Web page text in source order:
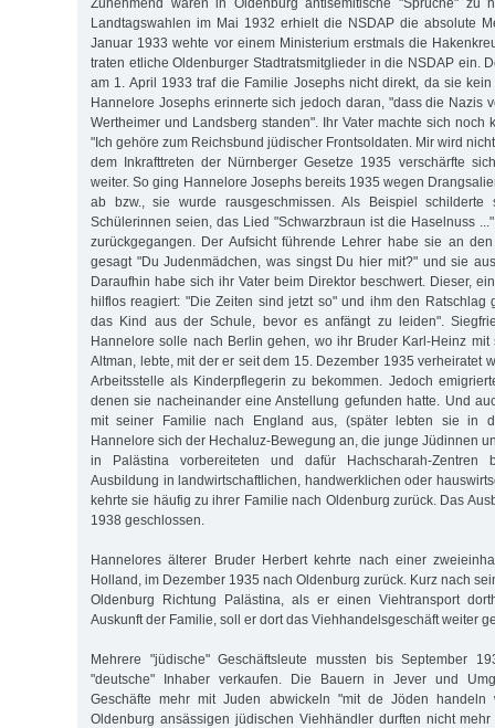
Landtagswahlen im Mai 1932 erhielt die NSDAP die absolute
Januar 1933 wehte vor einem Ministerium erstmals die
traten etliche Oldenburger Stadtratsmitglieder in die NSDAP ein.
am 1. April 1933 traf die Familie Josephs nicht direkt, da sie
Hannelore Josephs erinnerte sich jedoch daran, "dass die Nazis
Wertheimer und Landsberg standen". Ihr Vater machte sich noch
"Ich gehöre zum Reichsbund jüdischer Frontsoldaten. Mir wird
dem Inkrafttreten der Nürnberger Gesetze 1935 verschärfte
weiter. So ging Hannelore Josephs bereits 1935 wegen
ab bzw., sie wurde rausgeschmissen. Als Beispiel
Schülerinnen seien, das Lied "Schwarzbraun ist die Haselnuss
zurückgegangen. Der Aufsicht führende Lehrer habe sie an
gesagt "Du Judenmädchen, was singst Du hier mit?" und sie
Daraufhin habe sich ihr Vater beim Direktor beschwert. Dieser,
hilflos reagiert: "Die Zeiten sind jetzt so" und ihm den Ratschlag
das Kind aus der Schule, bevor es anfängt zu leiden".
Hannelore solle nach Berlin gehen, wo ihr Bruder Karl-Heinz mit
Altman, lebte, mit der er seit dem 15. Dezember 1935 verheiratet
Arbeitsstelle als Kinderpflegerin zu bekommen. Jedoch
denen sie nacheinander eine Anstellung gefunden hatte. Und
mit seiner Familie nach England aus, (später lebten sie in
Hannelore sich der Hechaluz-Bewegung an, die junge Jüdinnen
in Palästina vorbereiteten und dafür Hachscharah-Zentren
Ausbildung in landwirtschaftlichen, handwerklichen oder
kehrte sie häufig zu ihrer Familie nach Oldenburg zurück. Das
1938 geschlossen.
Hannelores älterer Bruder Herbert kehrte nach einer
Holland, im Dezember 1935 nach Oldenburg zurück. Kurz nach
Oldenburg Richtung Palästina, als er einen Viehtransport
Auskunft der Familie, soll er dort das Viehhandelsgeschäft weiter
Mehrere "jüdische" Geschäftsleute mussten bis September
"deutsche" Inhaber verkaufen. Die Bauern in Jever und
Geschäfte mehr mit Juden abwickeln "mit de Jöden
Oldenburg ansässigen jüdischen Viehhändler durften nicht